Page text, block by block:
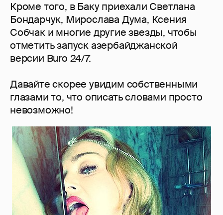
Кроме того, в Баку приехали Светлана
Бондарчук, Мирослава Дума, Ксения
Собчак и многие другие звезды, чтобы
отметить запуск азербайджанской
версии Buro 24/7.
Давайте скорее увидим собственными
глазами то, что описать словами просто
невозможно!